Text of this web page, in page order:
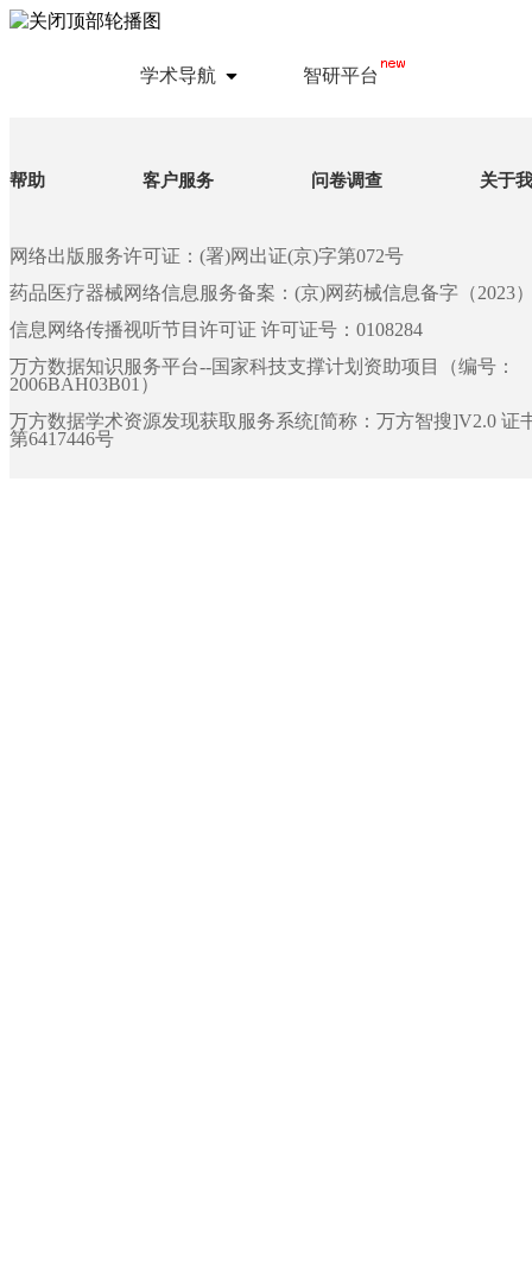
学术导航 智研平台
帮助 客户服务 问卷调查 关于
网络出版服务许可证：(署)网出证(京)字第072号
药品医疗器械网络信息服务备案：(京)网药械信息备字（2023
信息网络传播视听节目许可证 许可证号：0108284
万方数据知识服务平台--国家科技支撑计划资助项目（编号：
2006BAH03B01）
万方数据学术资源发现获取服务系统[简称：万方智搜]V2.0 证
第6417446号